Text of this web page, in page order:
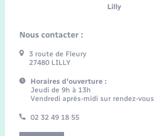
Lilly
Nous contacter :
3 route de Fleury
27480 LILLY
Horaires d'ouverture :
Jeudi de 9h à 13h
Vendredi après-midi sur rendez-vous
02 32 49 18 55